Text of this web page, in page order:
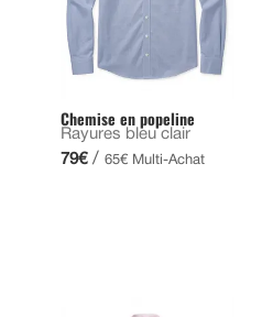
Chemise en popeline
Rayures bleu clair
79€ / 65€ Multi-Achat